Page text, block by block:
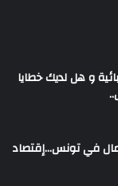
و هل لديك خطايا
10 رجل أعمال في تونس…إقتصاد